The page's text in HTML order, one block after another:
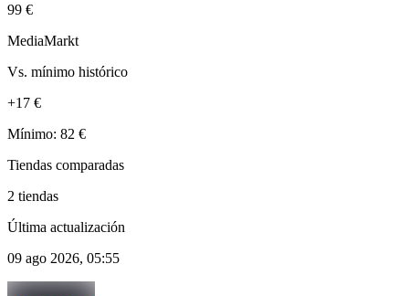
99 €
MediaMarkt
Vs. mínimo histórico
+17 €
Mínimo: 82 €
Tiendas comparadas
2 tiendas
Última actualización
09 ago 2026, 05:55